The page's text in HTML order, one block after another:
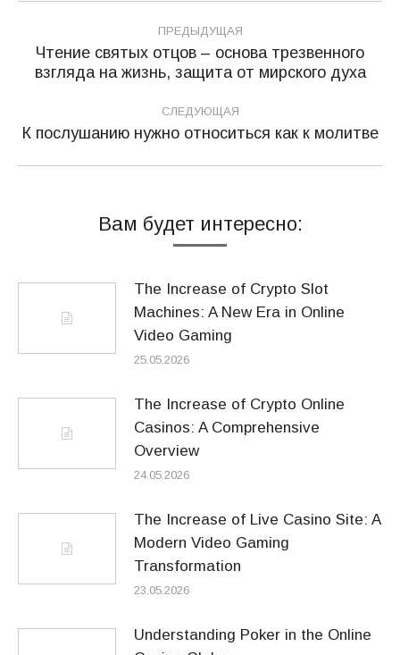
Навигация
по
записям
ПРЕДЫДУЩАЯ
Предыдущая
запись:
Чтение святых отцов – основа трезвенного
взгляда на жизнь, защита от мирского духа
СЛЕДУЮЩАЯ
Следующая
К послушанию нужно относиться как к молитве
Вам будет интересно:
The Increase of Crypto Slot
Machines: A New Era in Online
Video Gaming
25.05.2026
The Increase of Crypto Online
Casinos: A Comprehensive
Overview
24.05.2026
The Increase of Live Casino Site: A
Modern Video Gaming
Transformation
23.05.2026
Understanding Poker in the Online